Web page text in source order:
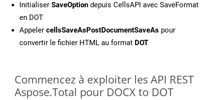
Initialiser SaveOption depuis CellsAPI avec SaveFormat
en DOT
Appeler cellsSaveAsPostDocumentSaveAs pour
convertir le fichier HTML au format DOT
Commencez à exploiter les API REST
Aspose.Total pour DOCX to DOT